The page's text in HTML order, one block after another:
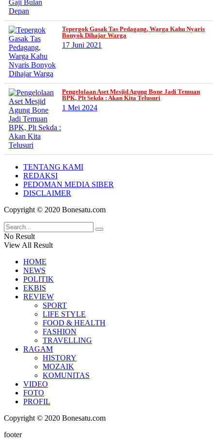
Tepergok Gasak Tas Pedagang, Warga Kahu Nyaris
Bonyok Dihajar Warga
17 Juni 2021
Pengelolaan Aset Mesjid Agung Bone Jadi Temuan
BPK, Plt Sekda : Akan Kita Telusuri
1 Mei 2024
TENTANG KAMI
REDAKSI
PEDOMAN MEDIA SIBER
DISCLAIMER
Copyright © 2020 Bonesatu.com
No Result
View All Result
HOME
NEWS
POLITIK
EKBIS
REVIEW
SPORT
LIFE STYLE
FOOD & HEALTH
FASHION
TRAVELLING
RAGAM
HISTORY
MOZAIK
KOMUNITAS
VIDEO
FOTO
PROFIL
Copyright © 2020 Bonesatu.com
footer